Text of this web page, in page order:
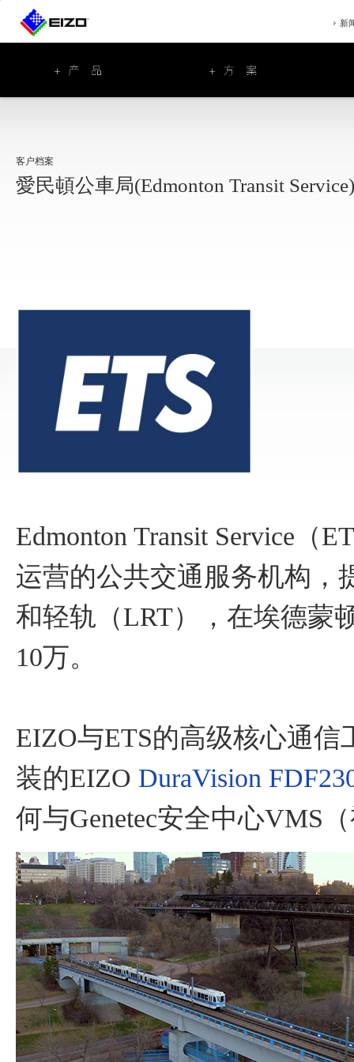
新
客户档案
愛民頓公車局(Edmonton Transit Service)
Edmonton Transit Service（
运营的公共交通服务机构，
和轻轨（LRT），在埃德蒙
10万。
EIZO与ETS的高级核心通
装的EIZO DuraVision
何与Genetec安全中心VMS